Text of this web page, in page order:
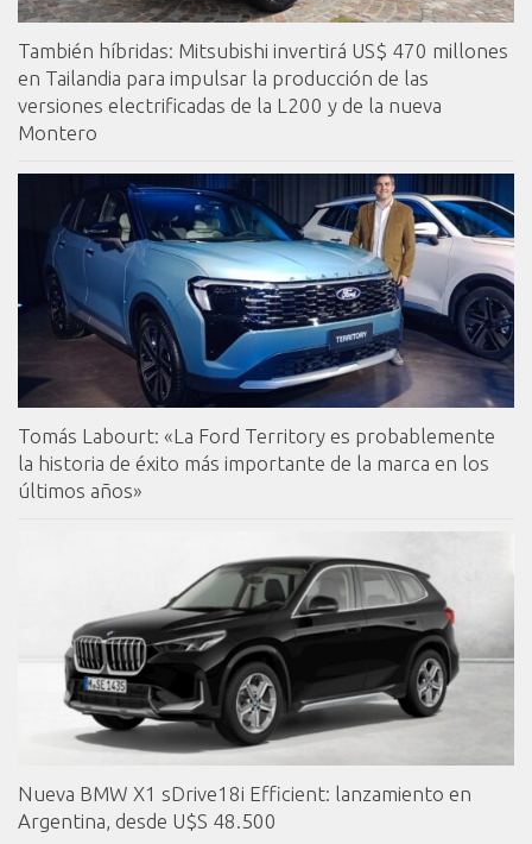
También híbridas: Mitsubishi invertirá US$ 470 millones
en Tailandia para impulsar la producción de las
versiones electrificadas de la L200 y de la nueva
Montero
Tomás Labourt: «La Ford Territory es probablemente
la historia de éxito más importante de la marca en los
últimos años»
Nueva BMW X1 sDrive18i Efficient: lanzamiento en
Argentina, desde U$S 48.500